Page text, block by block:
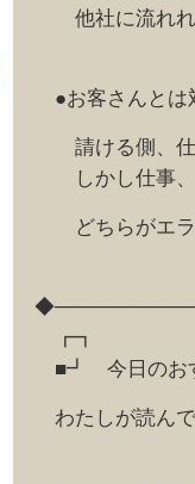
他社に流れれ
●お客さんとは
請ける側、仕
しかし仕事、
どちらがエラ
┏┓
■┛ 今日のお
わたしが読ん